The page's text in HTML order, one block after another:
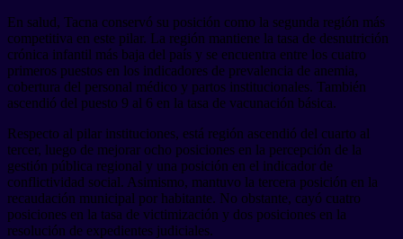
En salud, Tacna conservó su posición como la segunda región más
competitiva en este pilar. La región mantiene la tasa de desnutrición
crónica infantil más baja del país y se encuentra entre los cuatro
primeros puestos en los indicadores de prevalencia de anemia,
cobertura del personal médico y partos institucionales. También
ascendió del puesto 9 al 6 en la tasa de vacunación básica.
Respecto al pilar instituciones, está región ascendió del cuarto al
tercer, luego de mejorar ocho posiciones en la percepción de la
gestión pública regional y una posición en el indicador de
conflictividad social. Asimismo, mantuvo la tercera posición en la
recaudación municipal por habitante. No obstante, cayó cuatro
posiciones en la tasa de victimización y dos posiciones en la
resolución de expedientes judiciales.